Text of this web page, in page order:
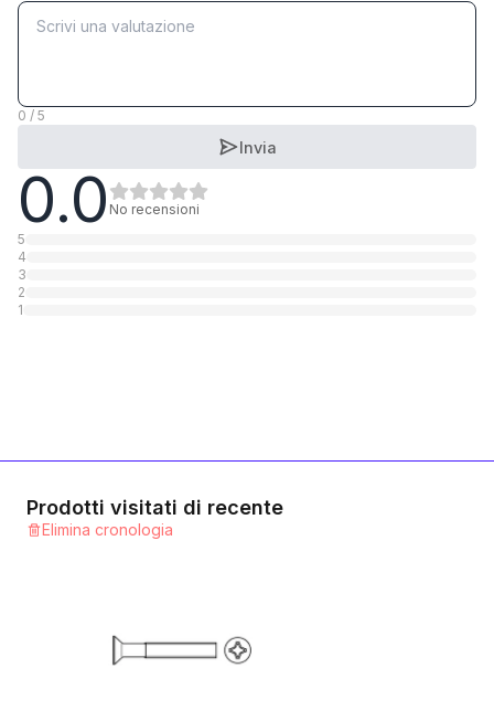
1 Categoria
A4 rostfrei
1 Categoria
0 / 5
Invia
0.0 No recensioni
5
4
3
2
1
Prodotti visitati di recente
Elimina cronologia